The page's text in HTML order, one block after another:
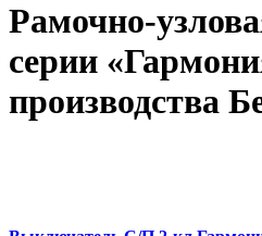
Рамочно-
серии
производства